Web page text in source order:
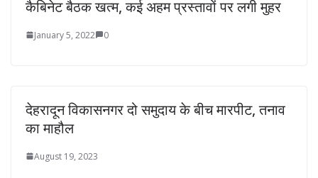
कैबिनेट बैठक खत्म, कई अहम प्रस्तावों पर लगी मुहर
January 5, 2022 0
देहरादून विकासनगर दो समुदाय के बीच मारपीट, तनाव
का माहौल
August 19, 2023